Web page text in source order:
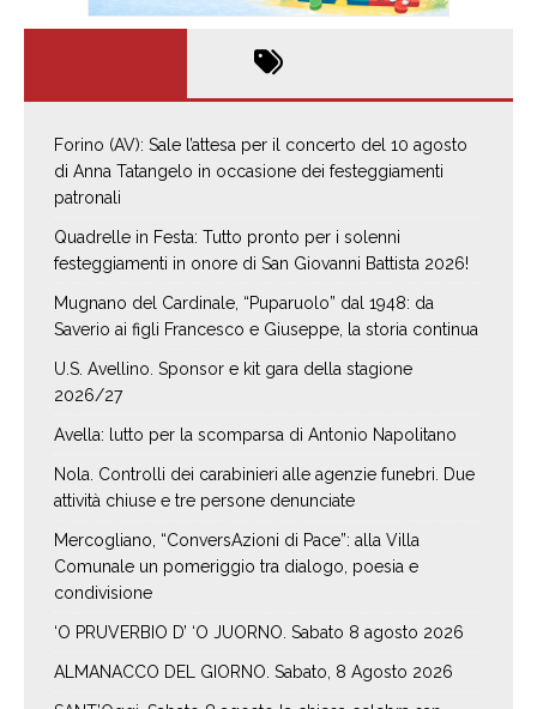
Forino (AV): Sale l’attesa per il concerto del 10 agosto
di Anna Tatangelo in occasione dei festeggiamenti
patronali
Quadrelle in Festa: Tutto pronto per i solenni
festeggiamenti in onore di San Giovanni Battista 2026!
Mugnano del Cardinale, “Puparuolo” dal 1948: da
Saverio ai figli Francesco e Giuseppe, la storia continua
U.S. Avellino. Sponsor e kit gara della stagione
2026/27
Avella: lutto per la scomparsa di Antonio Napolitano
Nola. Controlli dei carabinieri alle agenzie funebri. Due
attività chiuse e tre persone denunciate
Mercogliano, “ConversAzioni di Pace”: alla Villa
Comunale un pomeriggio tra dialogo, poesia e
condivisione
‘O PRUVERBIO D’ ‘O JUORNO. Sabato 8 agosto 2026
ALMANACCO DEL GIORNO. Sabato, 8 Agosto 2026